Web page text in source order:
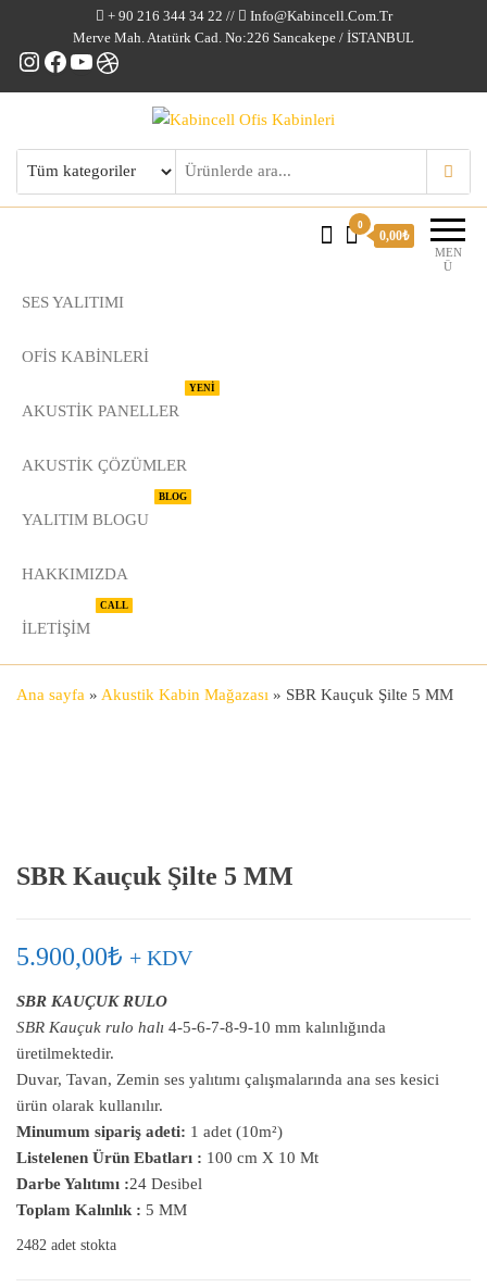
+ 90 216 344 34 22 //
Info@kabincell.com.tr
Merve Mah. Atatürk Cad. No:226 Sancakepe / İSTANBUL
Instagram
Facebook
YouTube
Dribbble
Kabincell Ofis Kabinleri
MEN
Ü
0
0,00₺
SES YALITIMI
OFİS KABİNLERİ
AKUSTİK PANELLER
YENİ
AKUSTIK ÇÖZÜMLER
YALITIM BLOGU
BLOG
HAKKIMIZDA
İLETIŞIM
CALL
Ana sayfa » Akustik Kabin Mağazası » SBR Kauçuk Şilte 5 MM
SBR Kauçuk Şilte 5 MM
5.900,00₺ + KDV
SBR KAUÇUK RULO
SBR Kauçuk rulo halı 4-5-6-7-8-9-10 mm kalınlığında
üretilmektedir.
Duvar, Tavan, Zemin ses yalıtımı çalışmalarında ana ses kesici
ürün olarak kullanılır.
Minumum sipariş adeti: 1 adet (10m²)
Listelenen Ürün Ebatları : 100 cm X 10 Mt
Darbe Yalıtımı :24 Desibel
Toplam Kalınlık : 5 MM
2482 adet stokta